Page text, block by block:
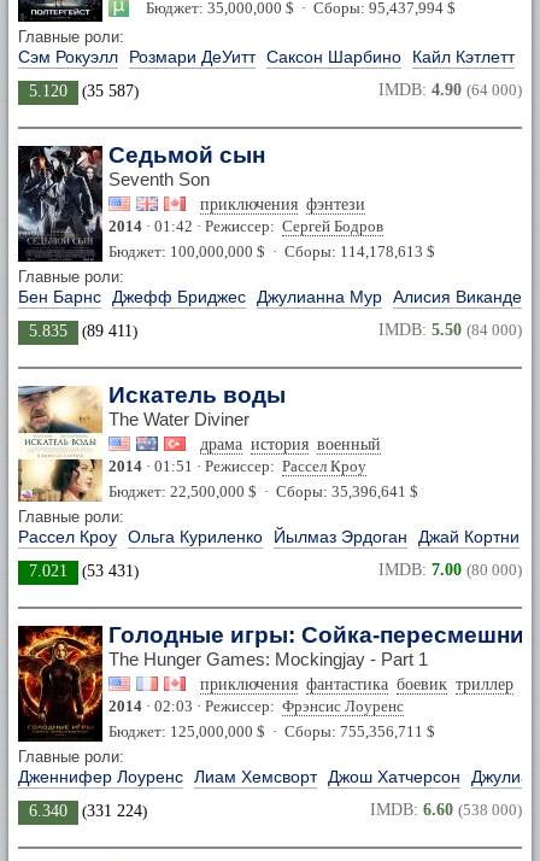
Бюджет: 35,000,000 $ · Сборы: 95,437,994 $
Главные роли:
Сэм Рокуэлл Розмари ДеУитт Саксон Шарбино Кайл Кэтлетт
5.120 (35 587) IMDB: 4.90 (64 000)
Седьмой сын
Seventh Son
приключения фэнтези
2014 · 01:42 · Режиссер: Сергей Бодров
Бюджет: 100,000,000 $ · Сборы: 114,178,613 $
Главные роли:
Бен Барнс Джефф Бриджес Джулианна Мур Алисия Викандер
5.835 (89 411) IMDB: 5.50 (84 000)
Искатель воды
The Water Diviner
драма история военный
2014 · 01:51 · Режиссер: Рассел Кроу
Бюджет: 22,500,000 $ · Сборы: 35,396,641 $
Главные роли:
Рассел Кроу Ольга Куриленко Йылмаз Эрдоган Джай Кортни
7.021 (53 431) IMDB: 7.00 (80 000)
Голодные игры: Сойка-
The Hunger Games: Mockingjay - Part 1
приключения фантастика боевик триллер
2014 · 02:03 · Режиссер: Фрэнсис Лоуренс
Бюджет: 125,000,000 $ · Сборы: 755,356,711 $
Главные роли:
Дженнифер Лоуренс Лиам Хемсворт Джош Хатчерсон
6.340 (331 224) IMDB: 6.60 (538 000)